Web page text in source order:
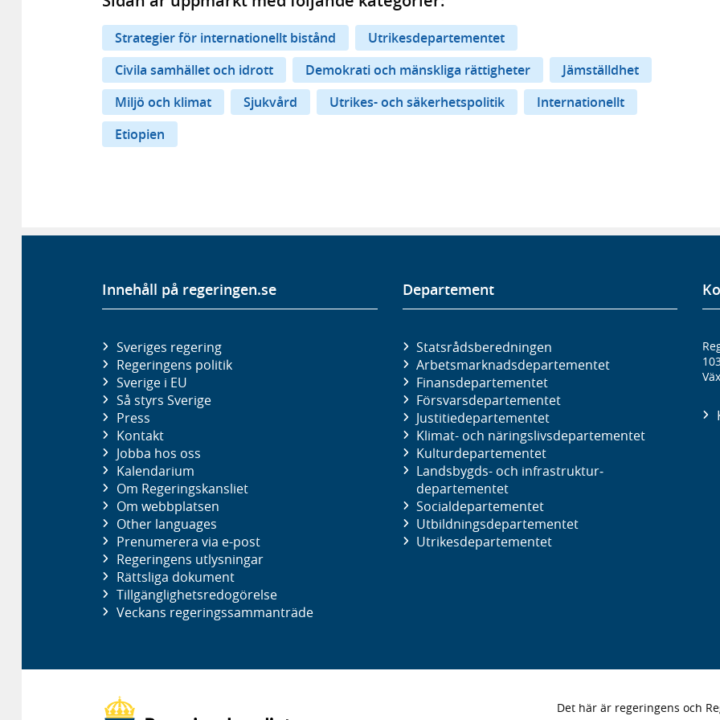
Strategier för internationellt bistånd
Utrikesdepartementet
Civila samhället och idrott
Demokrati och mänskliga rättigheter
Jämställdhet
Miljö och klimat
Sjukvård Utrikes- och säkerhetspolitik
Internationellt
Etiopien
Innehåll på regeringen.se
Sveriges regering
Regeringens politik
Sverige i EU
Så styrs Sverige
Press
Kontakt
Jobba hos oss
Kalendarium
Om Regeringskansliet
Om webbplatsen
Other languages
Prenumerera via e-post
Regeringens utlysningar
Rättsliga dokument
Tillgänglighetsredogörelse
Veckans regeringssammanträde
Departement
Statsrådsberedningen
Arbetsmarknads­departementet
Finans­departementet
Försvars­departementet
Justitie­departementet
Klimat- och näringslivs­departementet
Kultur­departementet
Landsbygds- och infrastruktur­
departementet
Social­departementet
Utbildnings­departementet
Utrikes­departementet
Det här är regeringens och